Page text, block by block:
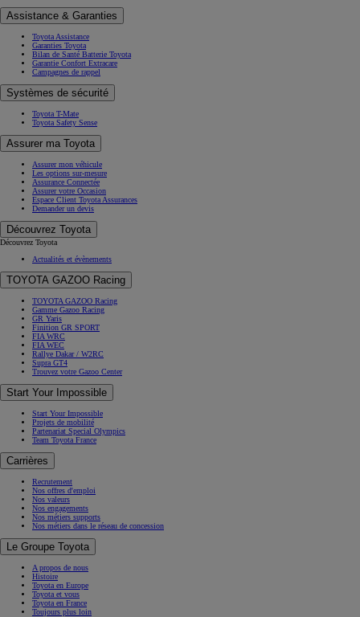
Assistance & Garanties
Toyota Assistance
Garanties Toyota
Bilan de Santé Batterie Toyota
Garantie Confort Extracare
Campagnes de rappel
Systèmes de sécurité
Toyota T-Mate
Toyota Safety Sense
Assurer ma Toyota
Assurer mon véhicule
Les options sur-mesure
Assurance Connectée
Assurer votre Occasion
Espace Client Toyota Assurances
Demander un devis
Découvrez Toyota
Découvrez Toyota
Actualités et évènements
TOYOTA GAZOO Racing
TOYOTA GAZOO Racing
Gamme Gazoo Racing
GR Yaris
Finition GR SPORT
FIA WRC
FIA WEC
Rallye Dakar / W2RC
Supra GT4
Trouvez votre Gazoo Center
Start Your Impossible
Start Your Impossible
Projets de mobilité
Partenariat Special Olympics
Team Toyota France
Carrières
Recrutement
Nos offres d'emploi
Nos valeurs
Nos engagements
Nos métiers supports
Nos métiers dans le réseau de concession
Le Groupe Toyota
A propos de nous
Histoire
Toyota en Europe
Toyota et vous
Toyota en France
Toujours plus loin